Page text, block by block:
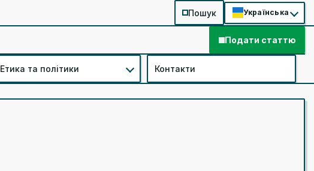
Пошук Українська
Подати статтю
Етика та політики Контакти